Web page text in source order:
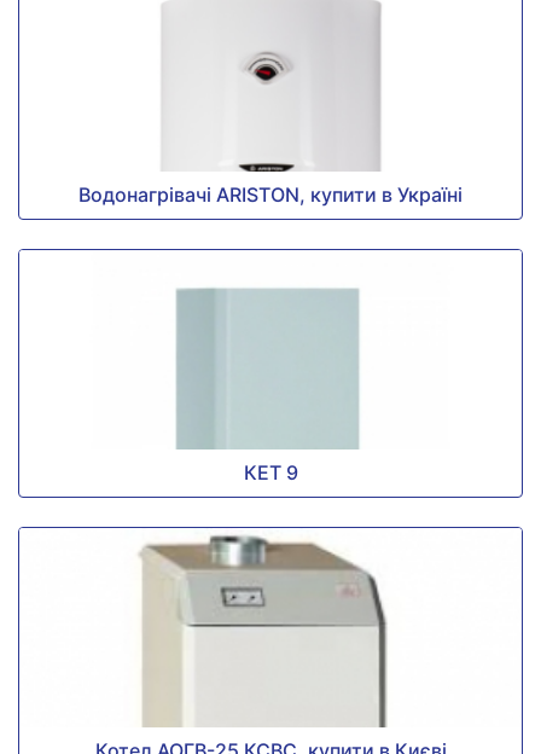
Водонагрівачі ARISTON, купити в Україні
КЕТ 9